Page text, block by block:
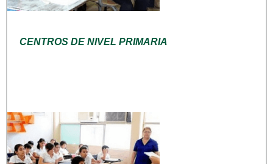
CENTROS DE NIVEL PRIMARIA